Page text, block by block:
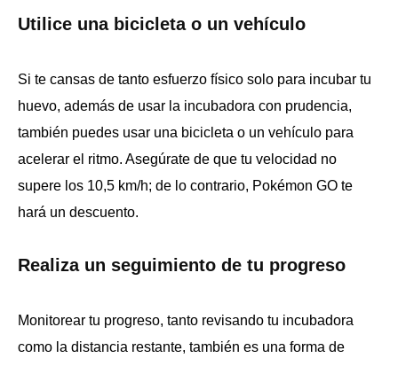
Utilice una bicicleta o un vehículo
Si te cansas de tanto esfuerzo físico solo para incubar tu
huevo, además de usar la incubadora con prudencia,
también puedes usar una bicicleta o un vehículo para
acelerar el ritmo. Asegúrate de que tu velocidad no
supere los 10,5 km/h; de lo contrario, Pokémon GO te
hará un descuento.
Realiza un seguimiento de tu progreso
Monitorear tu progreso, tanto revisando tu incubadora
como la distancia restante, también es una forma de